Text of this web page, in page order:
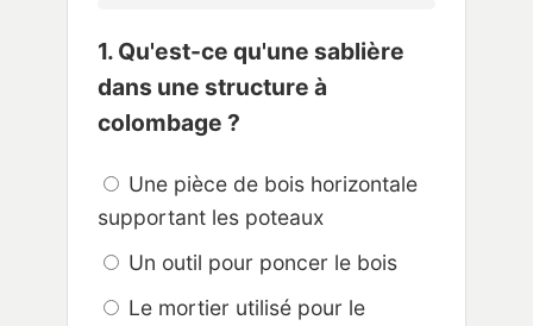
1. Qu'est-ce qu'une sablière
dans une structure à
colombage ?
Une pièce de bois horizontale
supportant les poteaux
Un outil pour poncer le bois
Le mortier utilisé pour le